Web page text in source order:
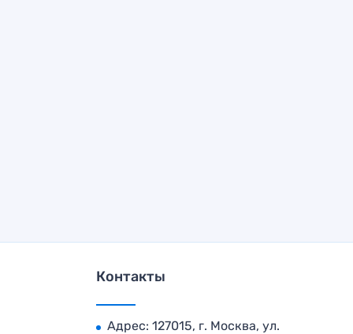
Контакты
Адрес: 127015, г. Москва, ул.